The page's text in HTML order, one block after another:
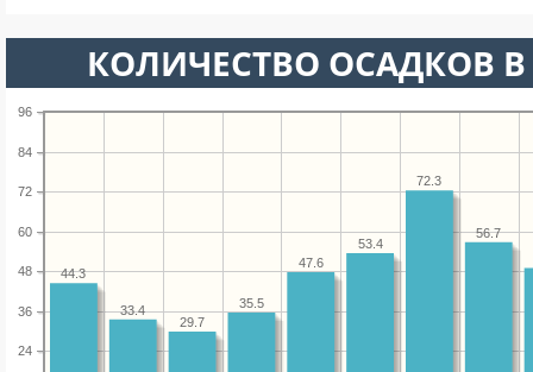
КОЛИЧЕСТВО ОСАДКОВ
24
36
48
60
72
84
96
56.7
72.3
53.4
47.6
35.5
29.7
33.4
44.3